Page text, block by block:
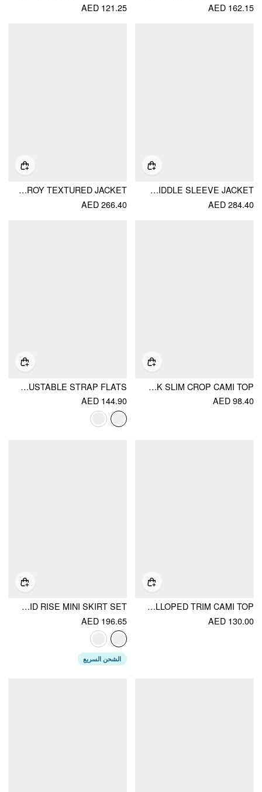
AED 162.15
AED 121.25
STRIPED METAL DOUBLE-BUTTON MIDDLE SLEEVE JACKET
AED 284.40
ZIP THROUGH METAL DETAIL CORDUROY TEXTURED JACKET
AED 266.40
KNIT COLORBLOCK SQUARE NECK SLIM CROP CAMI TOP
AED 98.40
WOVEN ADJUSTABLE STRAP FLATS
AED 144.90
LINEN-BLEND LEMON GRAPHIC SWEETHEART SCALLOPED TRIM CAMI TOP
AED 130.00
TWEED SQUARE NECK CHECKS TOP & MID RISE MINI SKIRT SET
AED 196.65
الشحن السريع